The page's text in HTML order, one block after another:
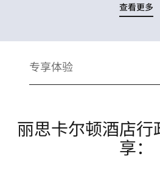
查看更多
专享体验
丽思卡尔顿酒店
享：